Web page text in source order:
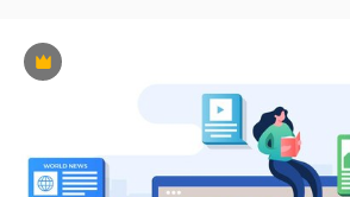
Premium